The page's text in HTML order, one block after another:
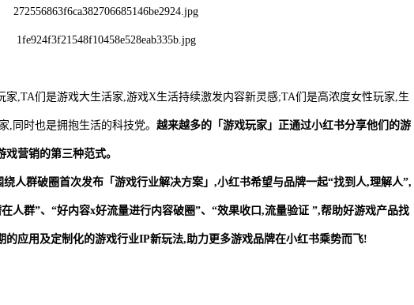
,TA们是游戏大生活家,游戏X生活持续激发内容新灵感;TA们是高浓度女性玩家,生
,同时也是拥抱生活的科技党。 越来越多的「游戏玩家」正通过小红书分享他们的游
营销的第三种范式。
绕人群破圈首次发布「游戏行业解决方案」,小红书希望与品牌一起“找到人,理解人”,
人群”、“好内容x好流量进行内容破圈”、“效果收口,流量验证 ”,帮助好游戏产品找
应用及定制化的游戏行业IP新玩法,助力更多游戏品牌在小红书乘势而飞!